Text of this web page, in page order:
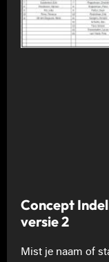
Concept
versie 2
Mist je naam of